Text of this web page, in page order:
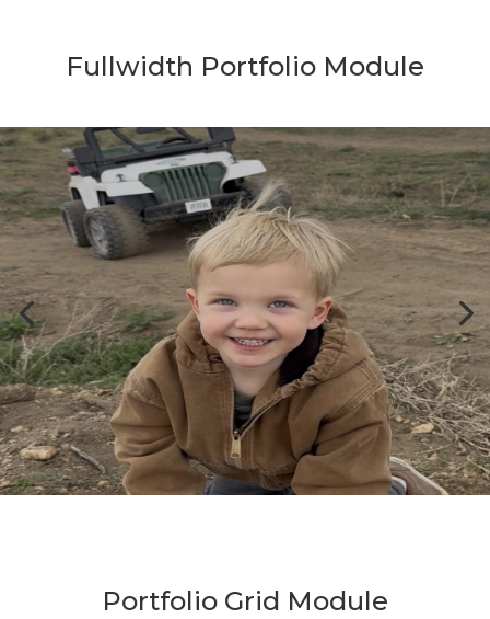
Fullwidth Portfolio Module
Portfolio Grid Module